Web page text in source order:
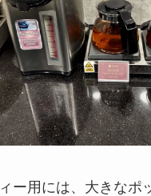
ー用には、大きなポ